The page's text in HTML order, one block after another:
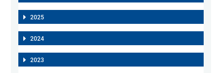
2025
2024
2023